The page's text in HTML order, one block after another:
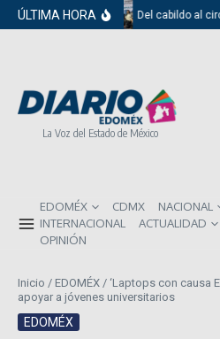
Saltar al contenido
ÚLTIMA HORA Del cabildo al
La Voz del Estado de México
EDOMÉX CDMX
NACIONAL
INTERNACIONAL
ACTUALIDAD
OPINIÓN
Inicio / EDOMÉX / ‘Laptops con causa
apoyar a jóvenes universitarios
EDOMÉX